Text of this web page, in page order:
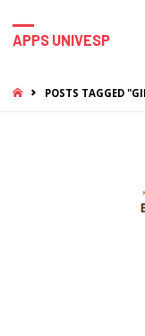
APPS UNIVESP
HOMEPOSTS TAGGED